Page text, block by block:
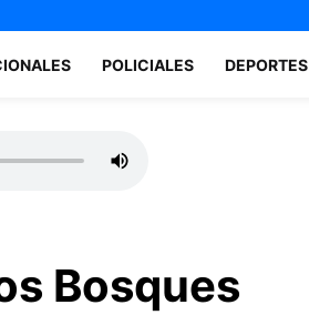
POLICIALES DEPORTES
Bosques